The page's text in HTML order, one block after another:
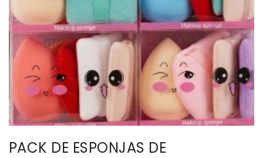
BOLSOS Y MONEDEROS
CALZADO
COMPLEMENTOS
TECNOLOGIA
PACK DE ESPONJAS DE